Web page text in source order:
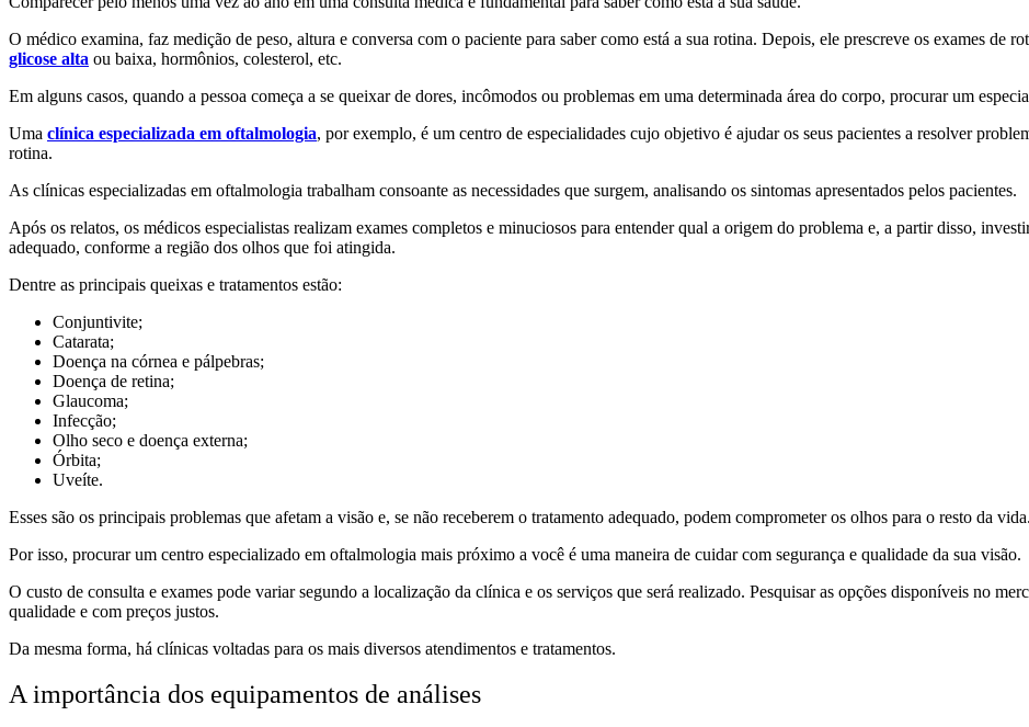
O médico examina, faz medição de peso, altura e conversa com o paciente para saber como está a sua rotina. Depois, ele prescreve os exames de
glicose alta ou baixa, hormônios, colesterol, etc.
Em alguns casos, quando a pessoa começa a se queixar de dores, incômodos ou problemas em uma determinada área do corpo, procurar um
Uma clínica especializada em oftalmologia, por exemplo, é um centro de especialidades cujo objetivo é ajudar os seus pacientes a resolver
rotina.
As clínicas especializadas em oftalmologia trabalham consoante as necessidades que surgem, analisando os sintomas apresentados pelos pacientes.
Após os relatos, os médicos especialistas realizam exames completos e minuciosos para entender qual a origem do problema e, a partir disso,
adequado, conforme a região dos olhos que foi atingida.
Dentre as principais queixas e tratamentos estão:
Conjuntivite;
Catarata;
Doença na córnea e pálpebras;
Doença de retina;
Glaucoma;
Infecção;
Olho seco e doença externa;
Órbita;
Uveíte.
Esses são os principais problemas que afetam a visão e, se não receberem o tratamento adequado, podem comprometer os olhos para o resto da vida.
Por isso, procurar um centro especializado em oftalmologia mais próximo a você é uma maneira de cuidar com segurança e qualidade da sua visão.
O custo de consulta e exames pode variar segundo a localização da clínica e os serviços que será realizado. Pesquisar as opções disponíveis no
qualidade e com preços justos.
Da mesma forma, há clínicas voltadas para os mais diversos atendimentos e tratamentos.
A importância dos equipamentos de análises